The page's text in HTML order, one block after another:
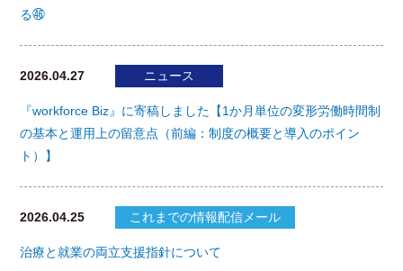
る㊻
2026.04.27 ニュース
『workforce Biz』に寄稿しました【1か月単位の変形労働時間制
の基本と運用上の留意点（前編：制度の概要と導入のポイン
ト）】
2026.04.25 これまでの情報配信メール
治療と就業の両立支援指針について